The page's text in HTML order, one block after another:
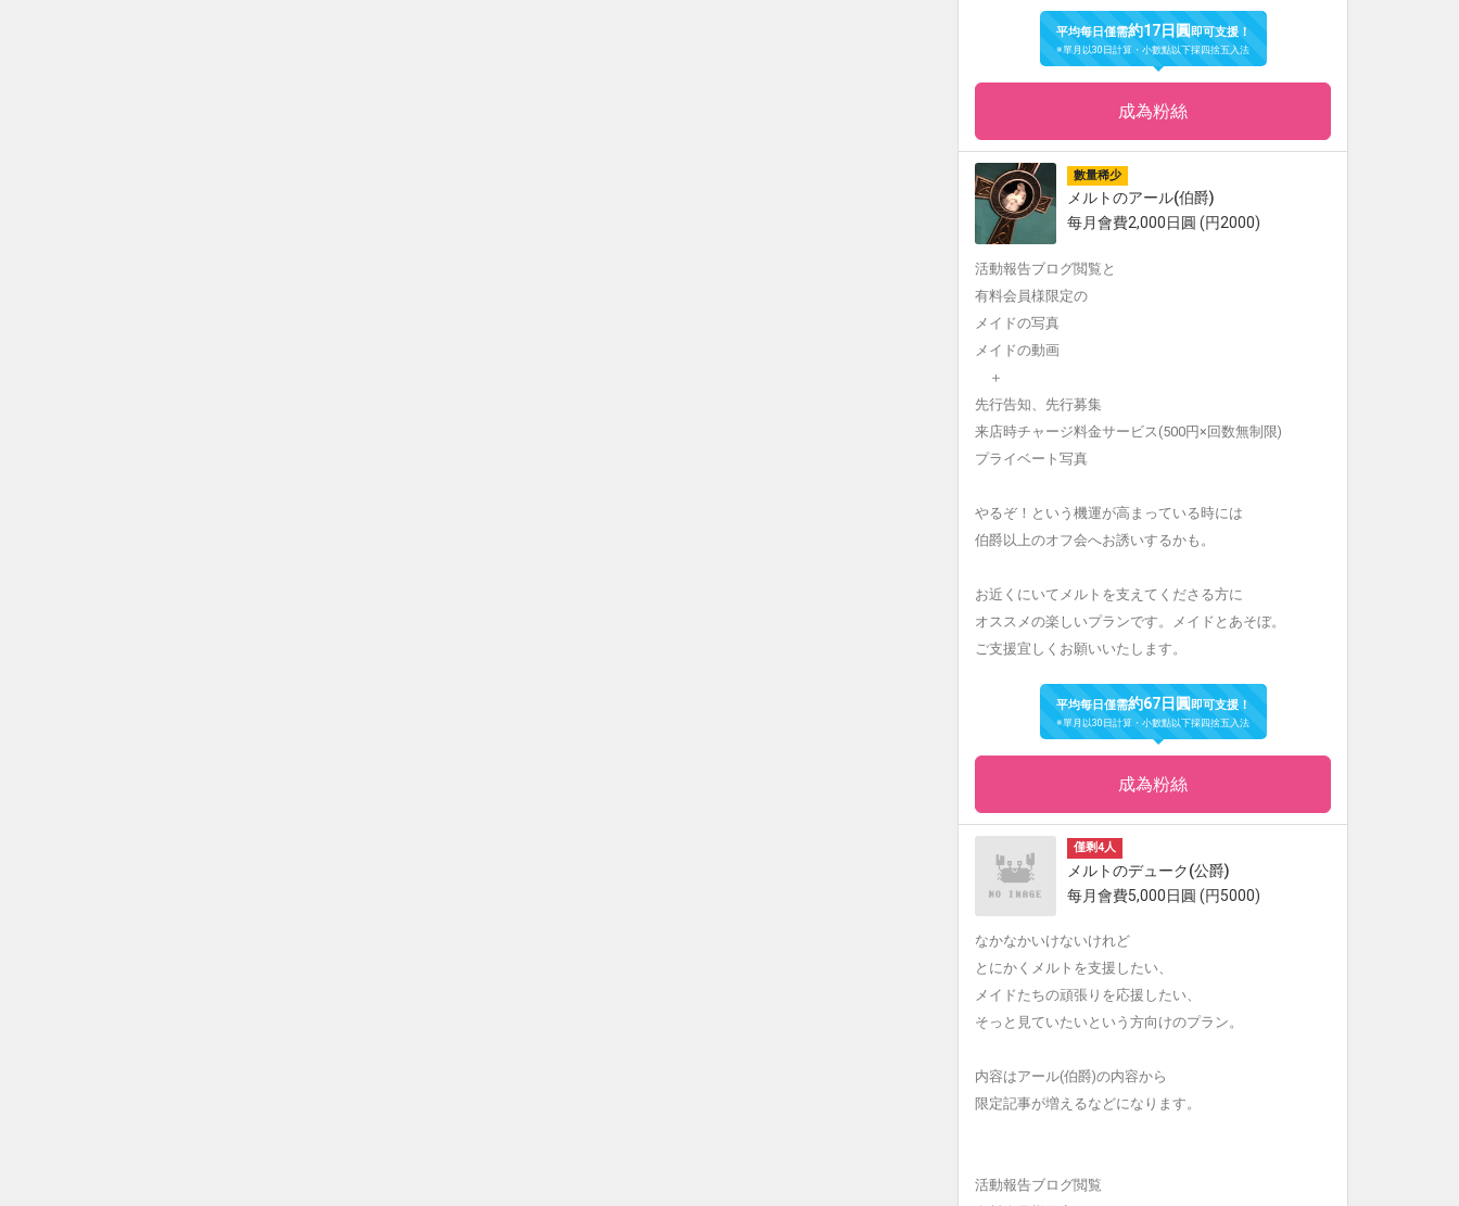
平均每日僅需約17日圓即可支援！
※單月以30日計算・小數點以下採四捨五入法
成為粉絲
數量稀少
メルトのアール(伯爵)
每月會費2,000日圓 (円2000)
活動報告ブログ閲覧と
有料会員様限定の
メイドの写真
メイドの動画
＋
先行告知、先行募集
来店時チャージ料金サービス(500円×回数無制限)
プライベート写真
やるぞ！という機運が高まっている時には
伯爵以上のオフ会へお誘いするかも。
お近くにいてメルトを支えてくださる方に
オススメの楽しいプランです。メイドとあそぼ。
ご支援宜しくお願いいたします。
平均每日僅需約67日圓即可支援！
※單月以30日計算・小數點以下採四捨五入法
成為粉絲
僅剩4人
メルトのデューク(公爵)
每月會費5,000日圓 (円5000)
なかなかいけないけれど
とにかくメルトを支援したい、
メイドたちの頑張りを応援したい、
そっと見ていたいという方向けのプラン。
内容はアール(伯爵)の内容から
限定記事が増えるなどになります。
活動報告ブログ閲覧